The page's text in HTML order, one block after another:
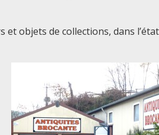
objets de collections, dans